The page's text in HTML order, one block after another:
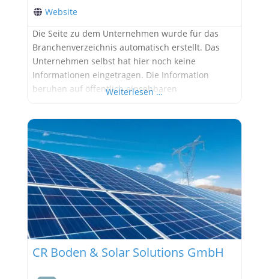
Website
Die Seite zu dem Unternehmen wurde für das
Branchenverzeichnis automatisch erstellt. Das
Unternehmen selbst hat hier noch keine
Informationen eingetragen. Die Information
beruhen auf öffentlich einsehbaren
Weiterlesen …
CR Boden & Solar Solutions GmbH